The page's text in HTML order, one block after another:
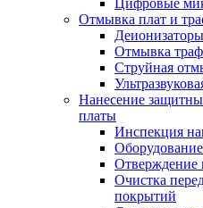
Цифровые
Отмывка плат и
Деионизаторы
Отмывка
Струйная
Нанесение
платы
Инспекция
Отверждение
Очистка
покрытий